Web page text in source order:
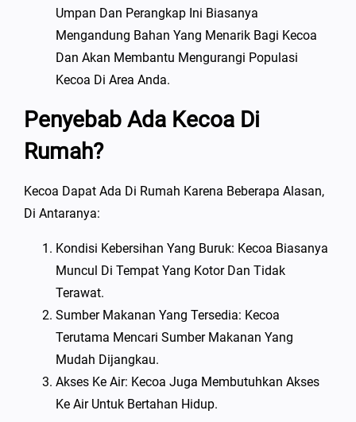
Umpan Dan Perangkap Ini Biasanya
Mengandung Bahan Yang Menarik Bagi Kecoa
Dan Akan Membantu Mengurangi Populasi
Kecoa Di Area Anda.
Penyebab Ada Kecoa Di
Rumah?
Kecoa Dapat Ada Di Rumah Karena Beberapa Alasan,
Di Antaranya:
Kondisi Kebersihan Yang Buruk: Kecoa Biasanya
Muncul Di Tempat Yang Kotor Dan Tidak
Terawat.
Sumber Makanan Yang Tersedia: Kecoa
Terutama Mencari Sumber Makanan Yang
Mudah Dijangkau.
Akses Ke Air: Kecoa Juga Membutuhkan Akses
Ke Air Untuk Bertahan Hidup.